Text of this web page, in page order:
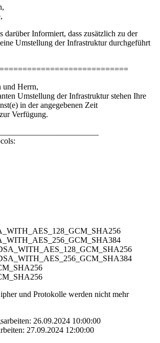
darüber Informiert, dass zusätzlich zu der
Umstellung der Infrastruktur durchgeführt
und Herrn,
Umstellung der Infrastruktur stehen Ihre
in der angegebenen Zeit
Verfügung.
und Protokolle werden nicht mehr
26.09.2024 10:00:00
27.09.2024 12:00:00